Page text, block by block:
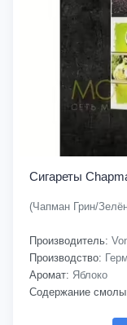
Сигареты
(Чапман Грин/
Производитель:
Производство:
Аромат: Яблоко
Содержание